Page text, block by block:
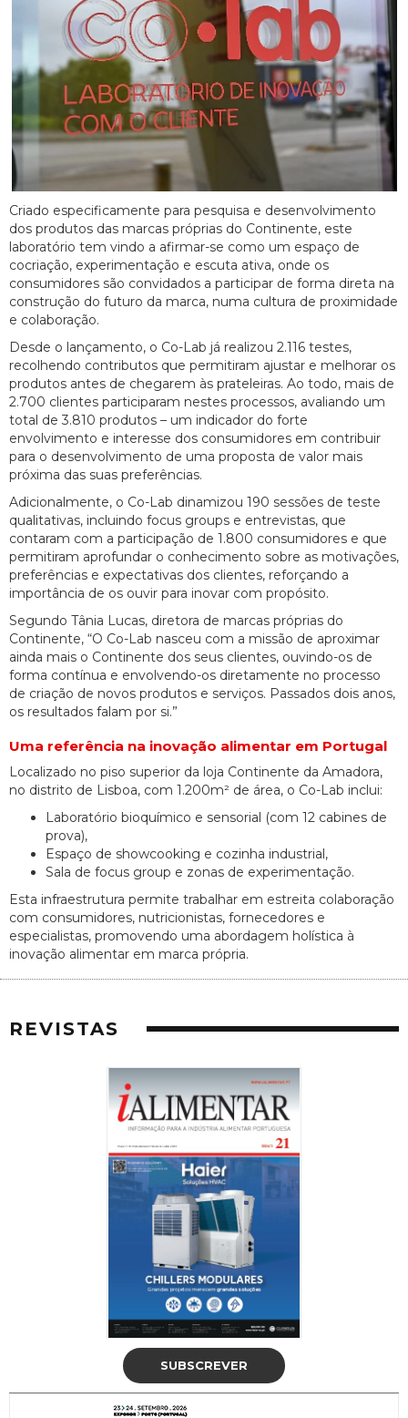
Criado especificamente para pesquisa e desenvolvimento
dos produtos das marcas próprias do Continente, este
laboratório tem vindo a afirmar-se como um espaço de
cocriação, experimentação e escuta ativa, onde os
consumidores são convidados a participar de forma direta na
construção do futuro da marca, numa cultura de proximidade
e colaboração.
Desde o lançamento, o Co-Lab já realizou 2.116 testes,
recolhendo contributos que permitiram ajustar e melhorar os
produtos antes de chegarem às prateleiras. Ao todo, mais de
2.700 clientes participaram nestes processos, avaliando um
total de 3.810 produtos – um indicador do forte
envolvimento e interesse dos consumidores em contribuir
para o desenvolvimento de uma proposta de valor mais
próxima das suas preferências.
Adicionalmente, o Co-Lab dinamizou 190 sessões de teste
qualitativas, incluindo focus groups e entrevistas, que
contaram com a participação de 1.800 consumidores e que
permitiram aprofundar o conhecimento sobre as motivações,
preferências e expectativas dos clientes, reforçando a
importância de os ouvir para inovar com propósito.
Segundo Tânia Lucas, diretora de marcas próprias do
Continente, “O Co-Lab nasceu com a missão de aproximar
ainda mais o Continente dos seus clientes, ouvindo-os de
forma contínua e envolvendo-os diretamente no processo
de criação de novos produtos e serviços. Passados dois anos,
os resultados falam por si.”
Uma referência na inovação alimentar em Portugal
Localizado no piso superior da loja Continente da Amadora,
no distrito de Lisboa, com 1.200m² de área, o Co-Lab inclui:
Laboratório bioquímico e sensorial (com 12 cabines de
prova),
Espaço de showcooking e cozinha industrial,
Sala de focus group e zonas de experimentação.
Esta infraestrutura permite trabalhar em estreita colaboração
com consumidores, nutricionistas, fornecedores e
especialistas, promovendo uma abordagem holística à
inovação alimentar em marca própria.
REVISTAS
SUBSCREVER